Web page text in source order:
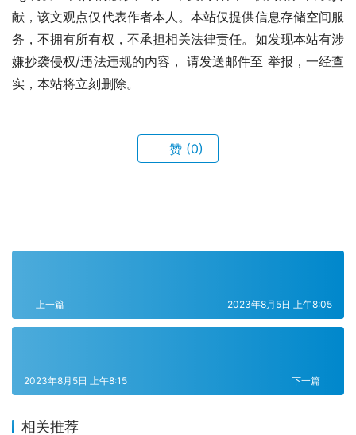
献，该文观点仅代表作者本人。本站仅提供信息存储空间服
务，不拥有所有权，不承担相关法律责任。如发现本站有涉
嫌抄袭侵权/违法违规的内容， 请发送邮件至 举报，一经查
实，本站将立刻删除。
赞 (0)
上一篇 2023年8月5日 上午8:05
下一篇
2023年8月5日 上午8:15
相关推荐